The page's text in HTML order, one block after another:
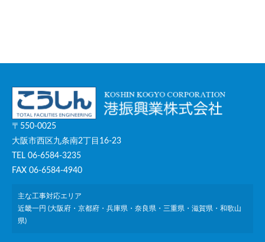
〒550-0025
大阪市西区九条南2丁目16-23
TEL 06-6584-3235
FAX 06-6584-4940
主な工事対応エリア
近畿一円 (大阪府・京都府・兵庫県・奈良県・三重県・滋賀県・和歌山
県)